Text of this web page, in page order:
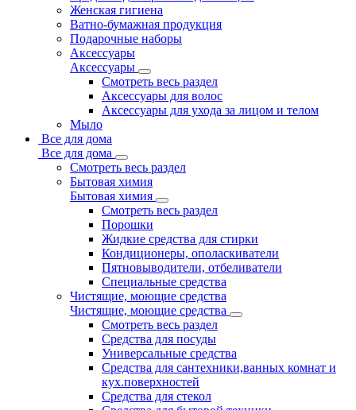
Женская гигиена
Ватно-бумажная продукция
Подарочные наборы
Аксессуары
Аксессуары
Смотреть весь раздел
Аксессуары для волос
Аксессуары для ухода за лицом и телом
Мыло
Все для дома
Все для дома
Смотреть весь раздел
Бытовая химия
Бытовая химия
Смотреть весь раздел
Порошки
Жидкие средства для стирки
Кондиционеры, ополаскиватели
Пятновыводители, отбеливатели
Специальные средства
Чистящие, моющие средства
Чистящие, моющие средства
Смотреть весь раздел
Средства для посуды
Универсальные средства
Средства для сантехники,ванных комнат и
кух.поверхностей
Средства для стекол